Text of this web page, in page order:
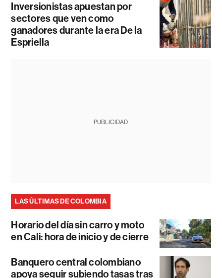
Inversionistas apuestan por
sectores que ven como
ganadores durante la era De la
Espriella
PUBLICIDAD
LAS ÚLTIMAS DE COLOMBIA
Horario del día sin carro y moto
en Cali: hora de inicio y de cierre
Banquero central colombiano
apoya seguir subiendo tasas tras